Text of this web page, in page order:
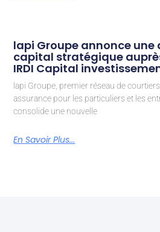
lapi Groupe annonce
capital stratégique
IRDI Capital
lapi Groupe, premier réseau de
assurance pour les particuliers et les
consolide une nouvelle
En Savoir Plus...